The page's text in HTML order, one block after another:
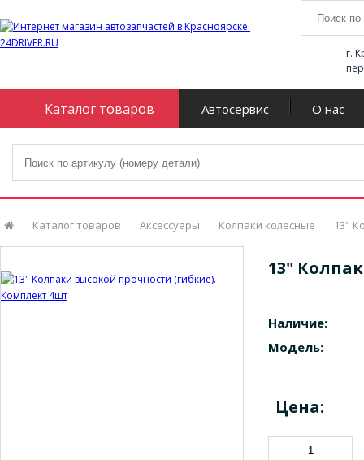
г.
Каталог товаров Автосервис О нас
Каталог товаров Аксессуары Колпаки колесные 13"
13"
Наличие:
Модель:
Цена: